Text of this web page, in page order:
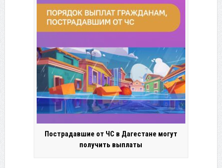
Пострадавшие от ЧС в Дагестане могут
получить выплаты